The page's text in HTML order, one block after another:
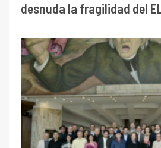
desnuda la fragilidad del